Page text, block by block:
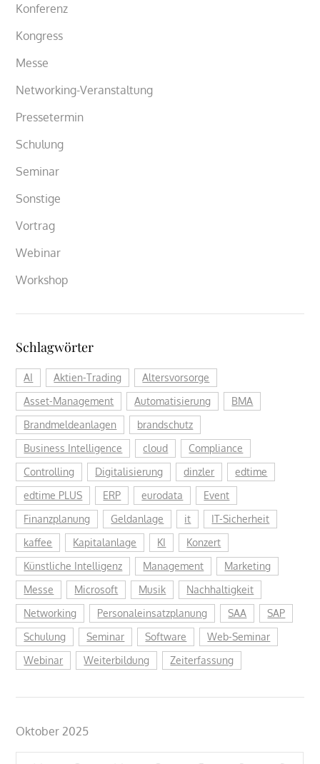
Konferenz
Kongress
Messe
Networking-Veranstaltung
Pressetermin
Schulung
Seminar
Sonstige
Vortrag
Webinar
Workshop
Schlagwörter
AI Aktien-Trading
Altersvorsorge
Asset-Management
Automatisierung
BMA
Brandmeldeanlagen
brandschutz
Business Intelligence
cloud
Compliance
Controlling
Digitalisierung dinzler
edtime
edtime PLUS
ERP eurodata
Event
Finanzplanung
Geldanlage it
IT-Sicherheit
kaffee
Kapitalanlage KI
Konzert
Künstliche Intelligenz
Management
Marketing
Messe
Microsoft Musik
Nachhaltigkeit
Networking
Personaleinsatzplanung SAA
SAP
Schulung
Seminar Software
Web-Seminar
Webinar
Weiterbildung Zeiterfassung
Oktober 2025